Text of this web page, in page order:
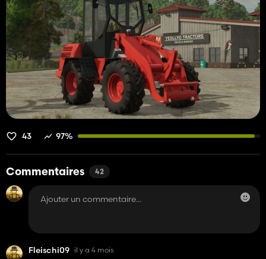
43 97%
Commentaires 42
Fleischi09 il y a 4 mois